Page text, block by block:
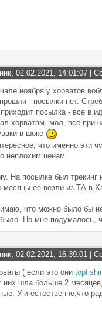
02.02.2021, 14:01:07 |
ноября у хорватов
- посылки нет.
приходит посылка - все в
хорватам, мол, все
в шоке
что именно эти
неплохим ценам
На посылке был
месяцы ее везли из ТА в
что можно было бы не
Но мне подумалось,
02.02.2021, 16:39:01 |
( если это они
них шла больше 2
У и естественно,что